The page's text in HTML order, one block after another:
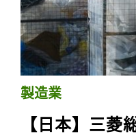
製造業
【日本】三菱